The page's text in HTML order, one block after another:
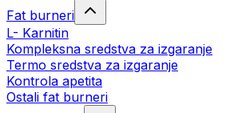
Fat burneri
L- Karnitin
Kompleksna sredstva za izgaranje
Termo sredstva za izgaranje
Kontrola apetita
Ostali fat burneri